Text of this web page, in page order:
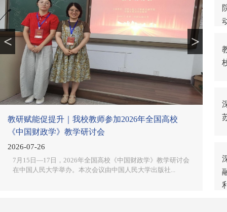
教研赋能促提升｜我校教师参加2026年全国高校
《中国财政学》教学研讨会
2026-07-26
7月15日—17日，2026年全国高校《中国财政学》教学研讨会
在中国人民大学举办。本次会议由中国人民大学出版社...
< >